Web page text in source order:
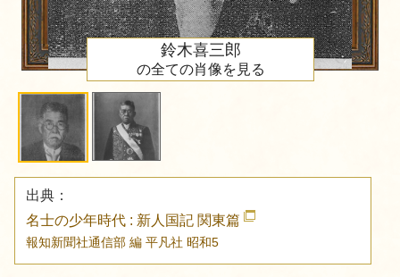
鈴木喜三郎
の全ての肖像を見る
出典：
名士の少年時代 : 新人国記 関東篇
報知新聞社通信部 編 平凡社 昭和5